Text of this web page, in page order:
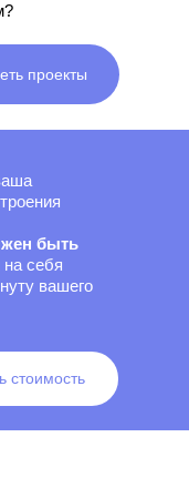
быть
себя
вашего
стоимость
проекты